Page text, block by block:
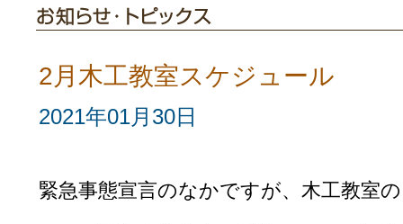
2月木工教室スケジュール
2021年01月30日
緊急事態宣言のなかですが、木工教室